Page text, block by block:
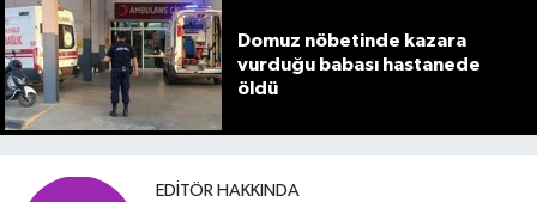
Domuz nöbetinde kazara
vurduğu babası hastanede
öldü
EDITÖR HAKKINDA